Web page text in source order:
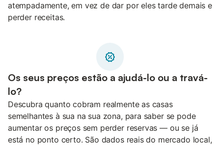
atempadamente, em vez de dar por eles tarde demais e
perder receitas.
Os seus preços estão a ajudá-lo ou a travá-
lo?
Descubra quanto cobram realmente as casas
semelhantes à sua na sua zona, para saber se pode
aumentar os preços sem perder reservas — ou se já
está no ponto certo. São dados reais do mercado local,